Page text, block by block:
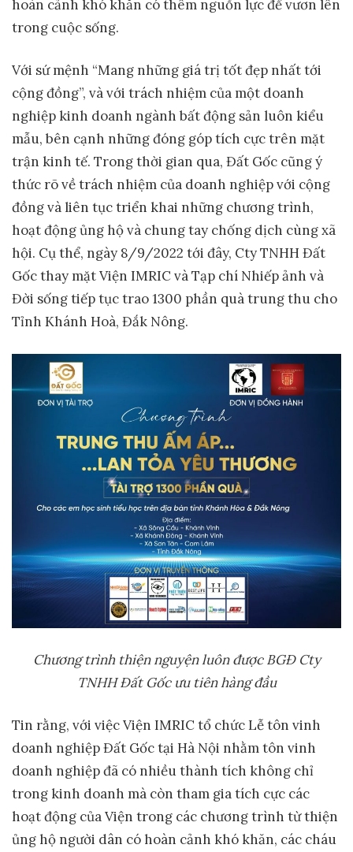
hoàn cảnh khó khăn có thêm nguồn lực để vươn lên
trong cuộc sống.
Với sứ mệnh “Mang những giá trị tốt đẹp nhất tới
cộng đồng”, và với trách nhiệm của một doanh
nghiệp kinh doanh ngành bất động sản luôn kiểu
mẫu, bên cạnh những đóng góp tích cực trên mặt
trận kinh tế. Trong thời gian qua, Đất Gốc cũng ý
thức rõ về trách nhiệm của doanh nghiệp với cộng
đồng và liên tục triển khai những chương trình,
hoạt động ủng hộ và chung tay chống dịch cùng xã
hội. Cụ thể, ngày 8/9/2022 tới đây, Cty TNHH Đất
Gốc thay mặt Viện IMRIC và Tạp chí Nhiếp ảnh và
Đời sống tiếp tục trao 1300 phần quà trung thu cho
Tỉnh Khánh Hoà, Đắk Nông.
Chương trình thiện nguyện luôn được BGĐ Cty
TNHH Đất Gốc ưu tiên hàng đầu
Tin rằng, với việc Viện IMRIC tổ chức Lễ tôn vinh
doanh nghiệp Đất Gốc tại Hà Nội nhằm tôn vinh
doanh nghiệp đã có nhiều thành tích không chỉ
trong kinh doanh mà còn tham gia tích cực các
hoạt động của Viện trong các chương trình từ thiện
ủng hộ người dân có hoàn cảnh khó khăn, các cháu